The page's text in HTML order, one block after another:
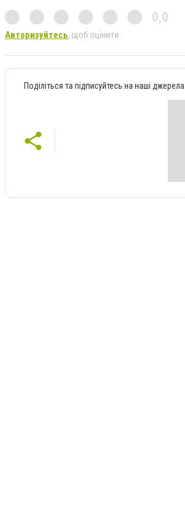
0,0
Авторизуйтесь, щоб оцінити
Поділіться та підписуйтесь на наші джерела